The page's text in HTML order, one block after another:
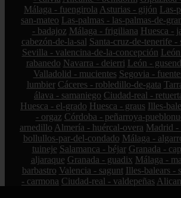
Málaga - fuengirola Asturias - gijón Las-
san-mateo Las-palmas - las-palmas-de-
- badajoz Málaga - frigiliana Huesca -
cabezón-de-la-sal Santa-cruz-de-tenerife -
Sevilla - valencina-de-la-concepción
rabanedo Navarra - deierri León -
Valladolid - mucientes Segovia -
lumbier Cáceres - robledillo-de-gata
álava - samaniego Ciudad-real -
Huesca - el-grado Huesca - graus Illes-
- orgaz Córdoba - peñarroya-
arnedillo Almería - huércal-overa Madrid -
bollullos-par-del-condado Málaga -
tuineje Salamanca - béjar Granada -
aljaraque Granada - guadix Málaga -
barbastro Valencia - sagunt Illes-balears -
- carmona Ciudad-real - valdepeñas